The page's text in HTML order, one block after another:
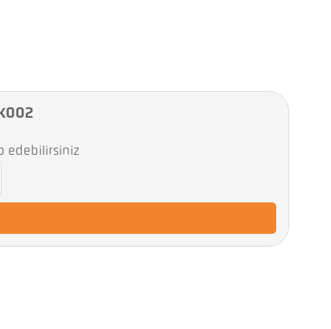
edebilirsiniz